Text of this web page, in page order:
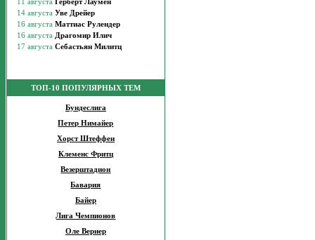
ТОП-10 ПОПУЛЯРНЫХ ТЕМ
Бундеслига
Петер Нимайер
Хорст Штеффен
Клеменс Фритц
Везерштадион
Бавария
Байер
Лига Чемпионов
Оле Вернер